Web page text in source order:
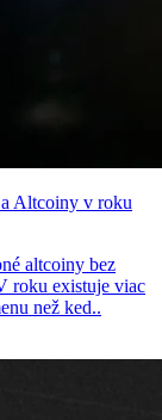
Altcoiny v roku
altcoiny bez
roku existuje viac
než ked..